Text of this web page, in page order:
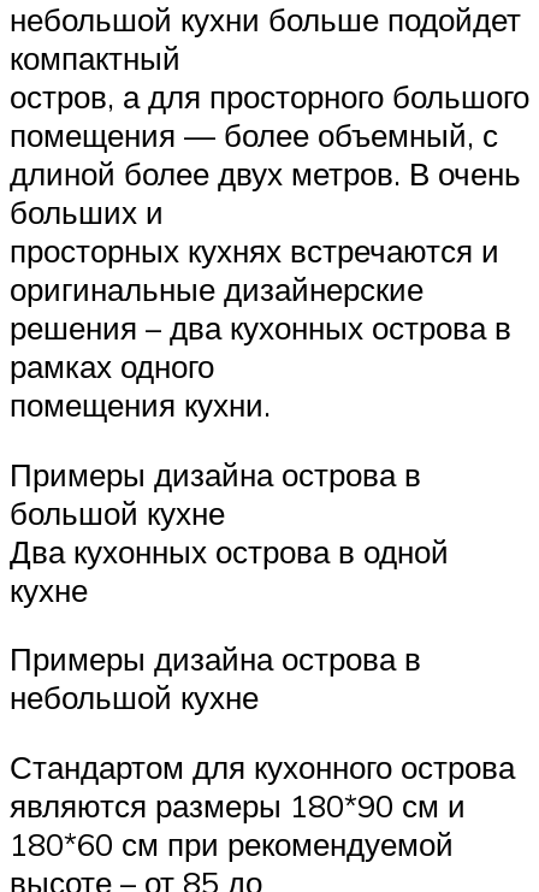
небольшой кухни больше подойдет
компактный
остров, а для просторного большого
помещения — более объемный, с
длиной более двух метров. В очень
больших и
просторных кухнях встречаются и
оригинальные дизайнерские
решения – два кухонных острова в
рамках одного
помещения кухни.
Примеры дизайна острова в
большой кухне
Два кухонных острова в одной
кухне
Примеры дизайна острова в
небольшой кухне
Стандартом для кухонного острова
являются размеры 180*90 см и
180*60 см при рекомендуемой
высоте – от 85 до